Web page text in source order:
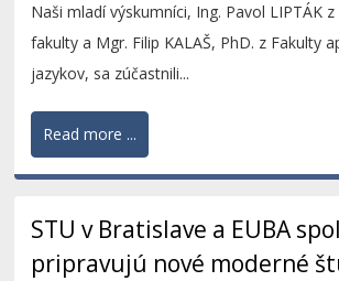
Naši mladí výskumníci, Ing. Pavol LIPTÁK
fakulty a Mgr. Filip KALAŠ, PhD. z Fakulty
jazykov, sa zúčastnili...
Read more ...
STU v Bratislave a EUBA
pripravujú nové moderné